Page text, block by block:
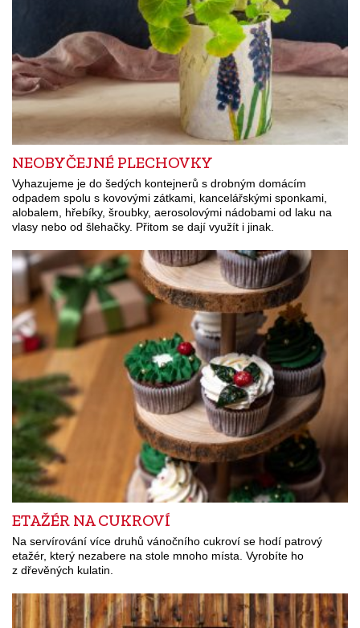
NEOBYČEJNÉ PLECHOVKY
Vyhazujeme je do šedých kontejnerů s drobným domácím
odpadem spolu s kovovými zátkami, kancelářskými sponkami,
alobalem, hřebíky, šroubky, aerosolovými nádobami od laku na
vlasy nebo od šlehačky. Přitom se dají využít i jinak.
ETAŽÉR NA CUKROVÍ
Na servírování více druhů vánočního cukroví se hodí patrový
etažér, který nezabere na stole mnoho místa. Vyrobíte ho
z dřevěných kulatin.